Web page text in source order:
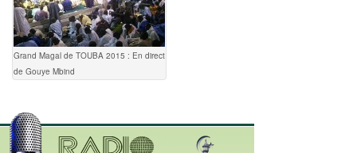
Grand Magal de TOUBA 2015 : En direct
de Gouye Mbind